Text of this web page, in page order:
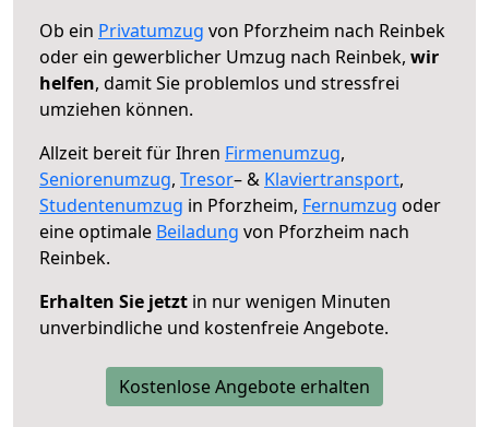
Ob ein Privatumzug von Pforzheim nach Reinbek
oder ein gewerblicher Umzug nach Reinbek, wir
helfen, damit Sie problemlos und stressfrei
umziehen können.
Allzeit bereit für Ihren Firmenumzug,
Seniorenumzug, Tresor– & Klaviertransport,
Studentenumzug in Pforzheim, Fernumzug oder
eine optimale Beiladung von Pforzheim nach
Reinbek.
Erhalten Sie jetzt in nur wenigen Minuten
unverbindliche und kostenfreie Angebote.
Kostenlose Angebote erhalten